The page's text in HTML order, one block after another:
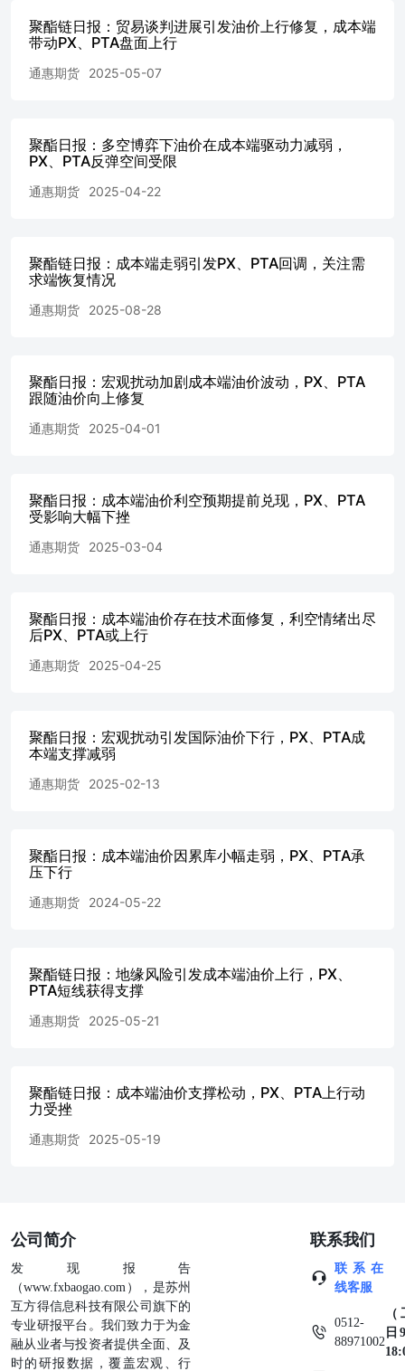
求端利好有限。 2.聚酯 昨日，短纤主力合约PF2505收6602
元/吨，较前一交易日上涨0.12%。华东市场主流价为6710
浙织机开工率约在69%附近，较上周下调1%，印染企业平
24.33天附近，较上周增加1.02天。新增订单量有限，跟随
原材料变动为主。 二、产业链数据监测 三、产业动态 1.宏
观动态 路透讯，美国总统特朗普的关税令投资者感到恐
慌，对经济下滑的担忧推动股市抛售，使标普500指数从上
超过四万亿美元，接近10%的跌幅，意味着该指数将出现修
正。科技股重镇纳斯达克指数周四收盘较12月高点下跌超过
10%。除了关税不确定性，投资者还在关注立法者能否通过
大，但他们在2月对经济前景的担忧却有所增加。根据该行
最新的消费者预期调查，一年通胀预期为3.1%，比1月的3%
略有上升，而三年和五年通胀预期水平均持平于1月的3%。
美联储希望通胀率为2%。调查发现，虽然受访家庭对当前
最高。 2.行业动态 东丽日前宣布，将于2026年度内停止在
日本国内生产PTA。作为应对中国企业设备增强导致的利润
环，东丽将转向外部采购。随着东丽退出，日本国内将不再
通惠期货研发部 数据来源：Wind、通惠期货研发部 数据来
源：Wind、通惠期货研发部 数据来源：Wind、通惠期货研
发部 数据来源：Wind、通惠期货研发部 数据来源：Wind、
通惠期货研发部 数据来源：Wind、通惠期货研发部 数据来
职业态度，独立、客观地出具本报告。本报告清晰准确地反
映了本人（或研究团队）的研究观点。本人（或研究团队）
不曾因，不因，也将不会因本报告中的具体推荐意见或观点
公司不确保本报告充分考虑到客户特殊的投资目标、财务状
况或需要。本公司建议客户应考虑本报告的任何意见或建议
是否符合其特定状况，以及（若有必要）咨询独立投资顾
问。 在任何情况下，本报告中的信息或所表述的意见并不
若本报告的接收人非本公司的客户，应在基于本报告作出任
何投资决定或就本报告要求任何解释前咨询独立投资顾问。
路99号万向大厦7楼邮编：200120
聚酯链日报：贸易谈判进展引发油价上行修复，成本端
带动PX、PTA盘面上行
通惠期货 2025-05-07
聚酯日报：多空博弈下油价在成本端驱动力减弱，
PX、PTA反弹空间受限
通惠期货 2025-04-22
聚酯链日报：成本端走弱引发PX、PTA回调，关注需
求端恢复情况
通惠期货 2025-08-28
聚酯日报：宏观扰动加剧成本端油价波动，PX、PTA
跟随油价向上修复
通惠期货 2025-04-01
聚酯日报：成本端油价利空预期提前兑现，PX、PTA
受影响大幅下挫
通惠期货 2025-03-04
聚酯日报：成本端油价存在技术面修复，利空情绪出尽
后PX、PTA或上行
通惠期货 2025-04-25
聚酯日报：宏观扰动引发国际油价下行，PX、PTA成
本端支撑减弱
通惠期货 2025-02-13
聚酯日报：成本端油价因累库小幅走弱，PX、PTA承
压下行
通惠期货 2024-05-22
聚酯链日报：地缘风险引发成本端油价上行，PX、
PTA短线获得支撑
通惠期货 2025-05-21
聚酯链日报：成本端油价支撑松动，PX、PTA上行动
力受挫
通惠期货 2025-05-19
公司简介
发现报告
（www.fxbaogao.com），是苏州
互方得信息科技有限公司旗下的
专业研报平台。我们致力于为金
融从业者与投资者提供全面、及
时的研报数据，覆盖宏观、行
联系我们
联系在
线客服
0512-
88971002
日